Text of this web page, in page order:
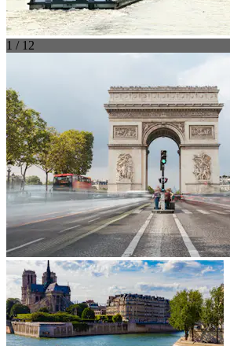
1 / 12